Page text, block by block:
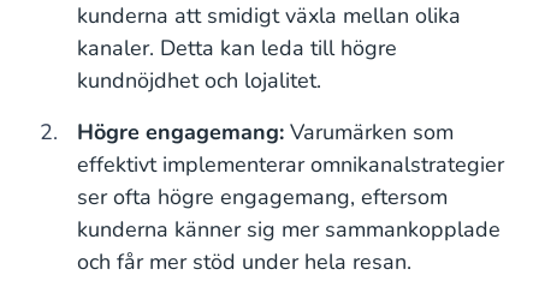
kunderna att smidigt växla mellan olika
kanaler. Detta kan leda till högre
kundnöjdhet och lojalitet.
Högre engagemang: Varumärken som
effektivt implementerar omnikanalstrategier
ser ofta högre engagemang, eftersom
kunderna känner sig mer sammankopplade
och får mer stöd under hela resan.